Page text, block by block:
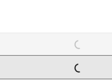
LOADING...
LOADING...